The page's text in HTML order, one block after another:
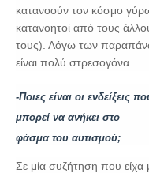
κατανοούν τον κόσμο
κατανοητοί από τους
τους). Λόγω των
είναι πολύ στρεσογόνα.
-Ποιες είναι οι ενδείξεις
μπορεί να ανήκει στο
φάσμα του αυτισμού;
Σε μία συζήτηση που